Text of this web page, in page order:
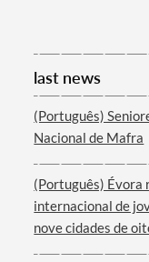
last news
(Português)
Nacional de Mafra
(Português) Évora
internacional de
nove cidades de